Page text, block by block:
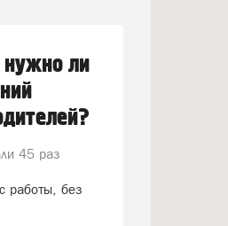
ли
45 раз
работы, без